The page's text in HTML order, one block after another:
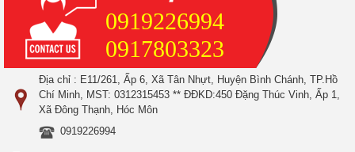
0919226994
0917803323
Địa chỉ : E11/261, Ấp 6, Xã Tân Nhựt, Huyện Bình Chánh, TP.Hồ
Chí Minh, MST: 0312315453 ** ĐĐKD:450 Đặng Thúc Vinh, Ấp 1,
Xã Đông Thạnh, Hóc Môn
0919226994